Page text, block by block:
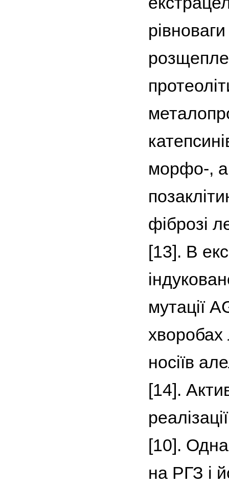
морфо-,
фіброзі
[13]. В
мутації
носіїв
[14].
[10].
на РГЗ і